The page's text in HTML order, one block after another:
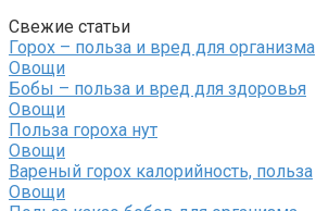
Свежие статьи
Горох – польза и вред для организма
Овощи
Бобы – польза и вред для здоровья
Овощи
Польза гороха нут
Овощи
Вареный горох калорийность, польза
Овощи